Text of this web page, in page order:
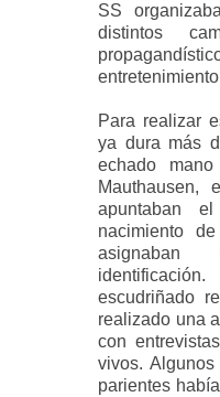
SS
distintos
Para realizar
ya dura más
echado
apuntaban
nacimiento
escudriñado
realizado una
con
vivos.
parientes